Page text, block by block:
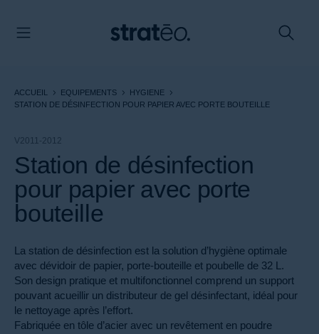
ACCUEIL EQUIPEMENTS
HYGIENE
STATION DE DÉSINFECTION POUR PAPIER AVEC PORTE BOUTEILLE
V2011-2012
Station de désinfection
pour papier avec porte
bouteille
La station de désinfection est la solution d’hygiène optimale
avec dévidoir de papier, porte-bouteille et poubelle de 32 L.
Son design pratique et multifonctionnel comprend un support
pouvant acueillir un distributeur de gel désinfectant, idéal pour
le nettoyage après l’effort.
Fabriquée en tôle d’acier avec un revêtement en poudre